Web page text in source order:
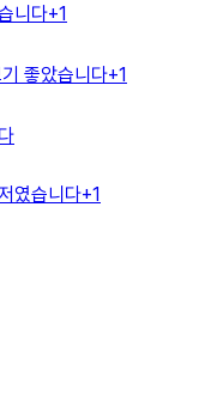
니다+1
좋았습니다+1
였습니다+1